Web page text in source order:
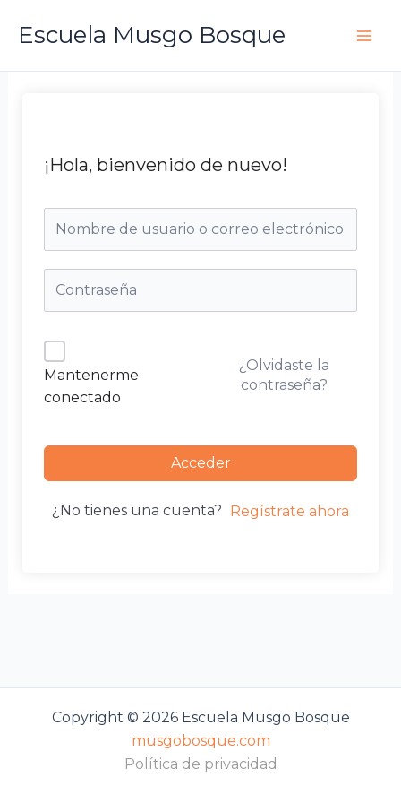
Escuela Musgo Bosque
¡Hola, bienvenido de nuevo!
Mantenerme
conectado
¿Olvidaste la
contraseña?
Acceder
¿No tienes una cuenta? Regístrate ahora
Copyright © 2026 Escuela Musgo Bosque
musgobosque.com
Política de privacidad